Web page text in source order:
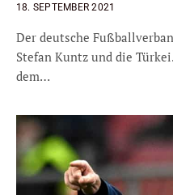
18. SEPTEMBER 2021
Der deutsche
Stefan Kuntz und die
dem…